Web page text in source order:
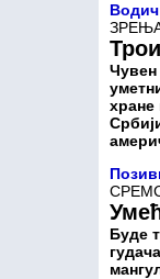
Водич
хране
Буде